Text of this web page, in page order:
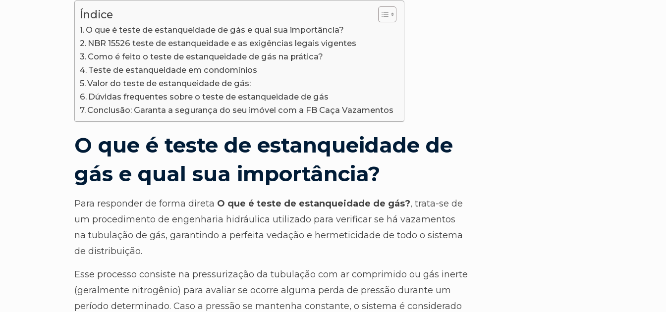
Índice
O que é teste de estanqueidade de gás e qual sua importância?
NBR 15526 teste de estanqueidade e as exigências legais vigentes
Como é feito o teste de estanqueidade de gás na prática?
Teste de estanqueidade em condomínios
Valor do teste de estanqueidade de gás:
Dúvidas frequentes sobre o teste de estanqueidade de gás
Conclusão: Garanta a segurança do seu imóvel com a FB Caça Vazamentos
O que é teste de estanqueidade de
gás e qual sua importância?
Para responder de forma direta O que é teste de estanqueidade de gás?, trata-se de
um procedimento de engenharia hidráulica utilizado para verificar se há vazamentos
na tubulação de gás, garantindo a perfeita vedação e hermeticidade de todo o sistema
de distribuição.
Esse processo consiste na pressurização da tubulação com ar comprimido ou gás inerte
(geralmente nitrogênio) para avaliar se ocorre alguma perda de pressão durante um
período determinado. Caso a pressão se mantenha constante, o sistema é considerado